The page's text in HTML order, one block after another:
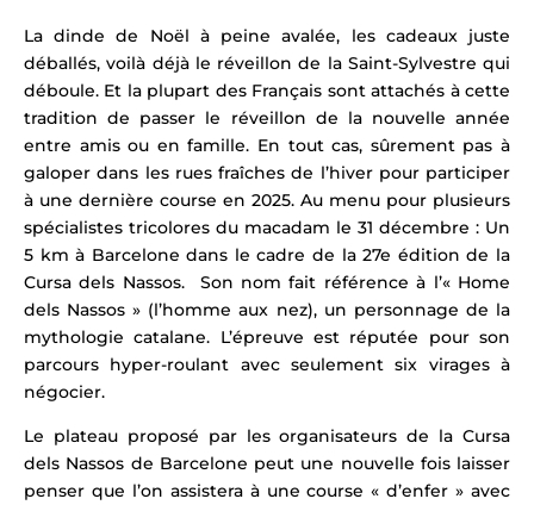
La dinde de Noël à peine avalée, les cadeaux juste
déballés, voilà déjà le réveillon de la Saint-Sylvestre qui
déboule. Et la plupart des Français sont attachés à cette
tradition de passer le réveillon de la nouvelle année
entre amis ou en famille. En tout cas, sûrement pas à
galoper dans les rues fraîches de l’hiver pour participer
à une dernière course en 2025. Au menu pour plusieurs
spécialistes tricolores du macadam le 31 décembre : Un
5 km à Barcelone dans le cadre de la 27e édition de la
Cursa dels Nassos. Son nom fait référence à l’« Home
dels Nassos » (l’homme aux nez), un personnage de la
mythologie catalane. L’épreuve est réputée pour son
parcours hyper-roulant avec seulement six virages à
négocier.
Le plateau proposé par les organisateurs de la Cursa
dels Nassos de Barcelone peut une nouvelle fois laisser
penser que l’on assistera à une course « d’enfer » avec